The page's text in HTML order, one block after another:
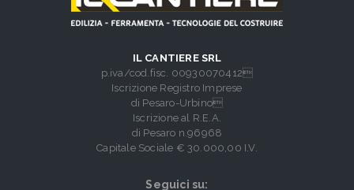
IL CANTIERE SRL
p.iva/cod.fisc. 00930070412
Iscrizione Registro Imprese
di Pesaro-Urbino
Iscrizione al R.E.A.
di Pesaro n.96968
Capitale Sociale € 30.000,00 I.V.
Seguici su: